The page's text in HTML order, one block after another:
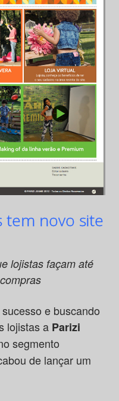
tem novo site
lojistas façam até
e buscando
lojistas a Parizi
segmento
de lançar um